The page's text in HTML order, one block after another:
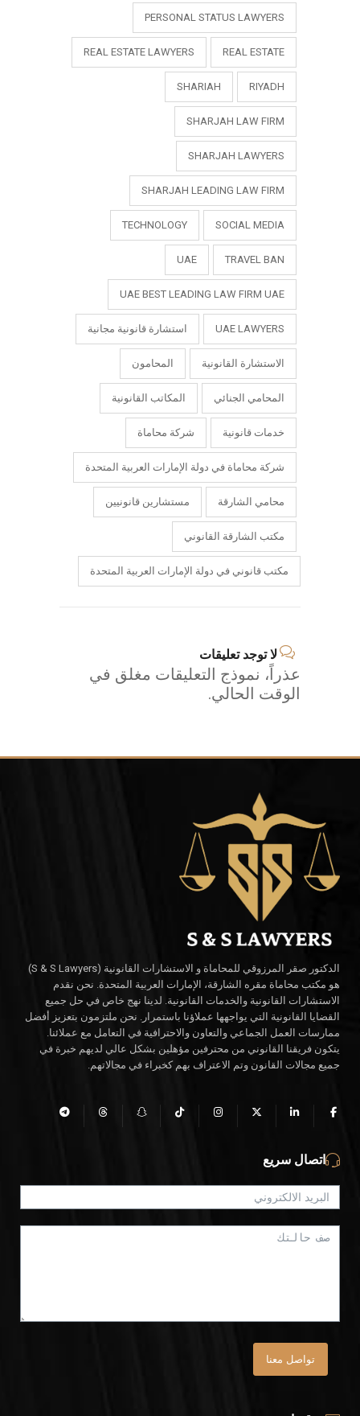
PERSONAL STATUS LAWYERS
REAL ESTATE
REAL ESTATE LAWYERS
RIYADH
SHARIAH
SHARJAH LAW FIRM
SHARJAH LAWYERS
SHARJAH LEADING LAW FIRM
SOCIAL MEDIA
TECHNOLOGY
TRAVEL BAN
UAE
UAE BEST LEADING LAW FIRM UAE
UAE LAWYERS استشارة قانونية مجانية
الاستشارة القانونية المحامون
المحامي الجنائي المكاتب القانونية
خدمات قانونية شركة محاماة
شركة محاماة في دولة الإمارات العربية المتحدة
محامي الشارقة مستشارين قانونيين
مكتب الشارقة القانوني
مكتب قانوني في دولة الإمارات العربية المتحدة
لا توجد تعليقات
عذراً، نموذج التعليقات مغلق في
الوقت الحالي.
الدكتور صقر المرزوقي للمحاماة و الاستشارات القانونية (S & S Lawyers)
هو مكتب محاماة مقره الشارقة، الإمارات العربية المتحدة. نحن نقدم
الاستشارات القانونية والخدمات القانونية. لدينا نهج خاص في حل جميع
القضايا القانونية التي يواجهها عملاؤنا باستمرار. نحن ملتزمون بتعزيز أفضل
ممارسات العمل الجماعي والتعاون والاحترافية في التعامل مع عملائنا.
يتكون فريقنا القانوني من محترفين مؤهلين بشكل عالي لديهم خبرة في
جميع مجالات القانون وتم الاعتراف بهم كخبراء في مجالاتهم.
اتصال سريع
تواصل معنا